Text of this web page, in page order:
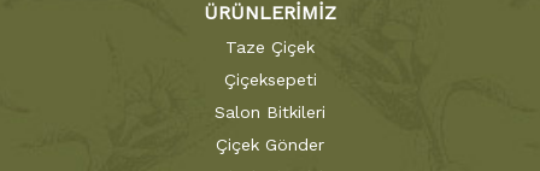
ÜRÜNLERİMİZ
Taze Çiçek
Çiçeksepeti
Salon Bitkileri
Çiçek Gönder